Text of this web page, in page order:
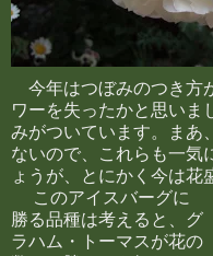
今年はつぼみのつき方
ワーを失ったかと思いま
みがついています。まあ
ないので、これらも一気
ょうが、とにかく今は花
このアイスバーグに
勝る品種は考えると、グ
ラハム・トーマスが花の